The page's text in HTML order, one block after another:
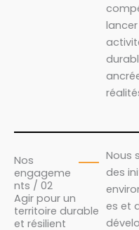
Nos
engageme
nts / 02
Agir pour un
territoire durable
et résilient
Nous
des
es et